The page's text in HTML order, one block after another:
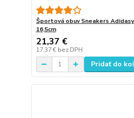
Športová obuv Sneakers
16,5cm
21,37 €
17,37 € bez DPH
Pridať do